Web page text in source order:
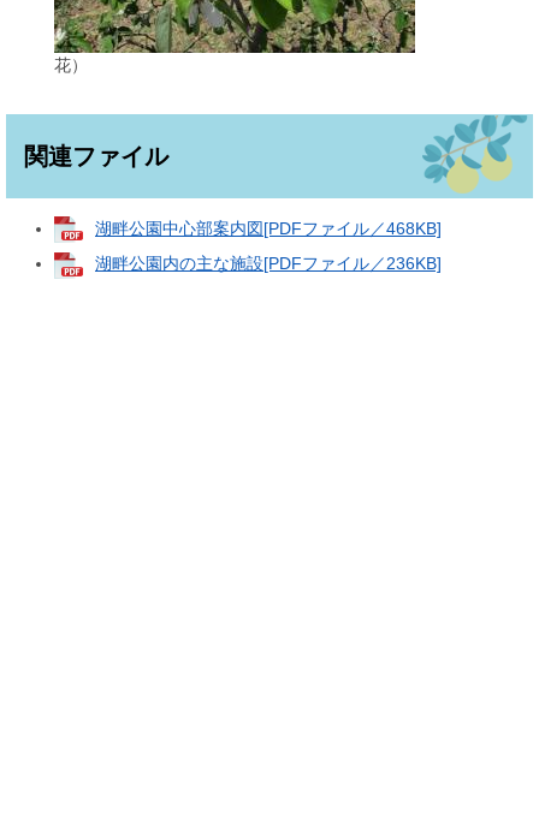
花）
関連ファイル
湖畔公園中心部案内図[PDFファイル／468KB]
湖畔公園内の主な施設[PDFファイル／236KB]